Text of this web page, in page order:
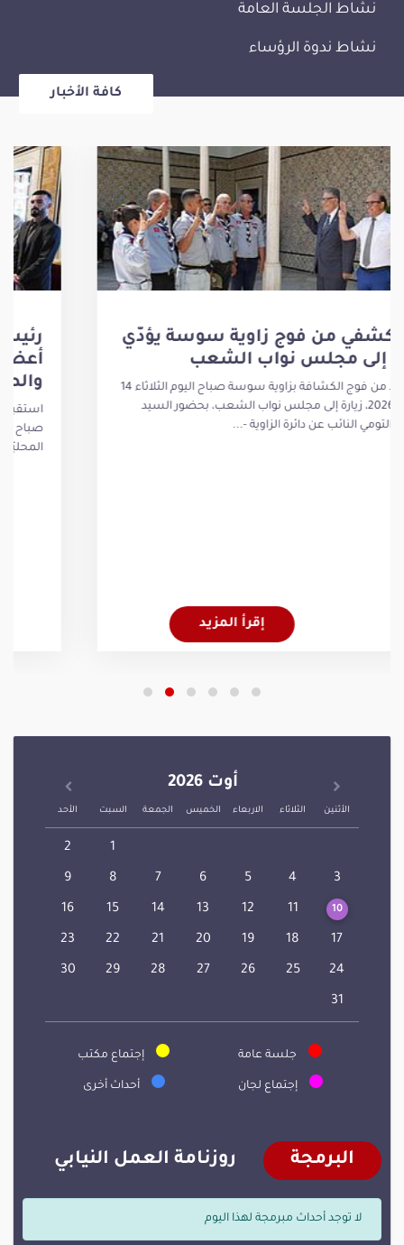
نشاط الجلسة العامة
نشاط ندوة الرؤساء
كافة الأخبار
وفد كشفي من فوج زاوية سوسة يؤدّي
زيارة إلى مجلس نواب الشعب
جويلية 2026، زيارة إلى مجلس نواب الشعب، بحضور السيد
يوسف التومي النائب عن دائرة الزاوية -...
إقرأ المزيد
أوت 2026
الأثنين الثلاثاء الاربعاء الخميس الجمعة السبت الأحد
1
2
3
4
5
6
7
8
9
10
11
12
13
14
15
16
17
18
19
20
21
22
23
24
25
26
27
28
29
30
31
جلسة عامة إجتماع مكتب
إجتماع لجان أحداث أخرى
البرمجة روزنامة العمل النيابي
لا توجد أحداث مبرمجة لهذا اليوم